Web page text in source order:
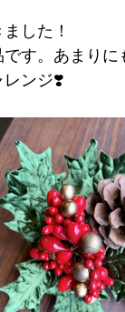
した！
す。あまり
レンジ❣️